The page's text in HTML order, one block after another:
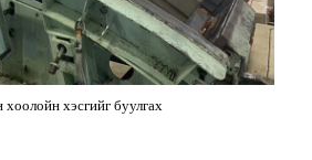
хоолойн хэсгийг буулгах